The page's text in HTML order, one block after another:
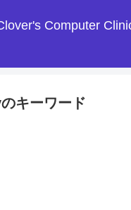
Computer
キーワード